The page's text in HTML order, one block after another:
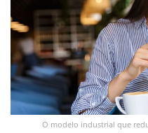
O modelo industrial que